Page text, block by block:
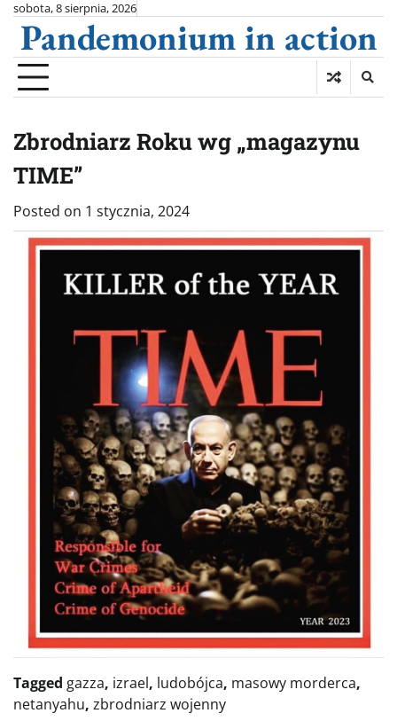
Skip
content
sobota, 8 sierpnia, 2026
Pandemonium in action
Zbrodniarz Roku wg „magazynu
TIME”
Posted on 1 stycznia, 2024
Tagged gazza, izrael, ludobójca, masowy morderca,
netanyahu, zbrodniarz wojenny